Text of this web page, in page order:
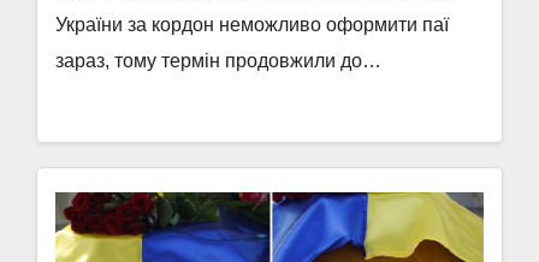
України за кордон неможливо оформити паї
зараз, тому термін продовжили до…